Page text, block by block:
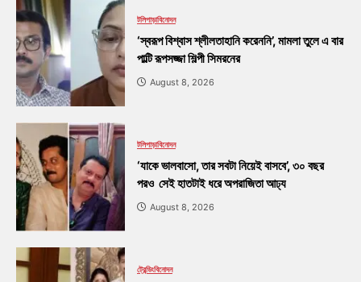
টলিপাড়াবিনোদন
‘স্বরূপ বিশ্বাস শ্লীলতাহানি করেননি’, মামলা তুলে এ বার
পাল্টি রূপসজ্জা শিল্পী সিমরনের
August 8, 2026
টলিপাড়াবিনোদন
‘যাকে ভালবাসো, তার সবটা নিয়েই বাসবে’, ৩০ বছর
পরও সেই হাতটাই ধরে অপরাজিতা আঢ্য
August 8, 2026
ট্রেন্ডিংবিনোদন